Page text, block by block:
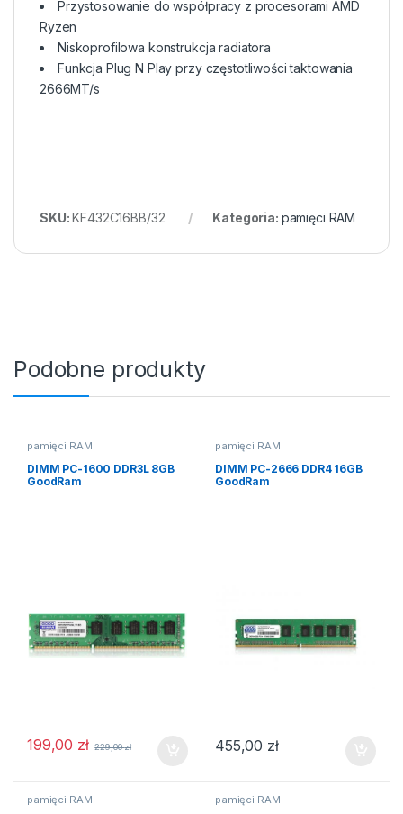
Przystosowanie do współpracy z procesorami AMD
Ryzen
Niskoprofilowa konstrukcja radiatora
Funkcja Plug N Play przy częstotliwości taktowania
2666MT/s
SKU:KF432C16BB/32 Kategoria: pamięci RAM
Podobne produkty
pamięci RAM
DIMM PC-1600 DDR3L 8GB
GoodRam
199,00 zł 229,00zł
pamięci RAM
DIMM PC-2666 DDR4 16GB
GoodRam
455,00 zł
pamięci RAM pamięci RAM